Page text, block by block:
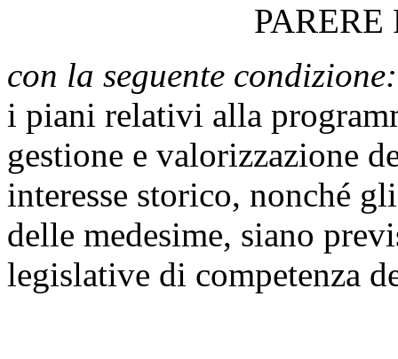
con la seguente condizione:
i piani relativi alla
gestione e valorizzazione
interesse storico, nonché
delle medesime, siano
legislative di competenza